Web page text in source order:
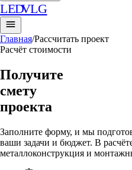
LEDVLG
Главная/Рассчитать проект
Расчёт стоимости
Получите
смету
проекта
Заполните форму, и мы
ваши задачи и бюджет. В
металлоконструкция и